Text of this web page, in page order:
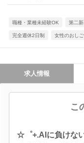
職種・業種未経験OK 第二
完全週休2日制 女性のおし
求人情報
こ
☆゜+.AIに負けな